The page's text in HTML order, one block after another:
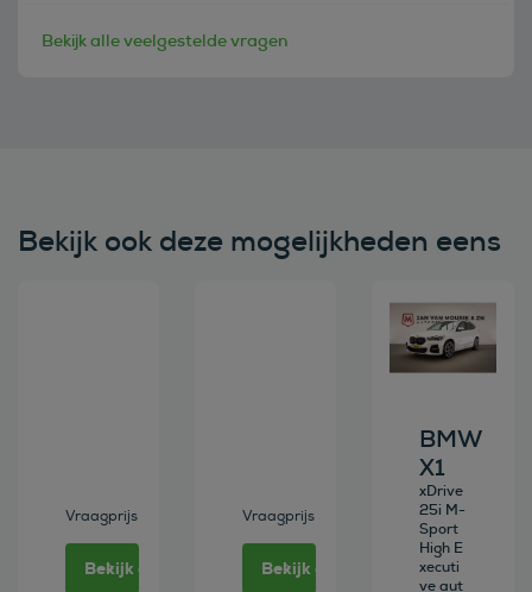
Bekijk alle veelgestelde vragen
Bekijk ook deze mogelijkheden eens
Vraagprijs
Bekijk deze auto
Vraagprijs
Bekijk deze auto
Bekijk deze
BMW
X1
xDrive
25i M-
Sport
High E
xecuti
ve aut